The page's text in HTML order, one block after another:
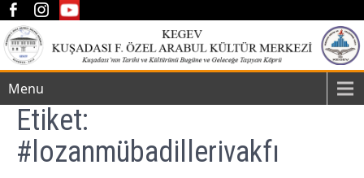
Menu
Etiket:
#lozanmübadillerivakfı